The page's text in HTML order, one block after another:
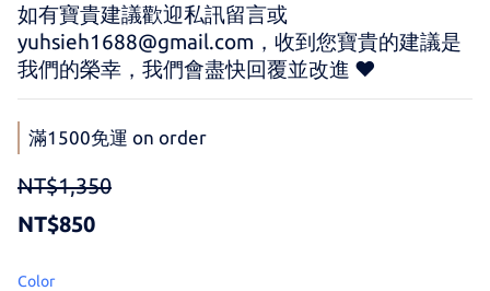
如有寶貴建議歡迎私訊留言或
yuhsieh1688@gmail.com，收到您寶貴的建議是
我們的榮幸，我們會盡快回覆並改進 ♥
滿1500免運 on order
NT$1,350
NT$850
Color